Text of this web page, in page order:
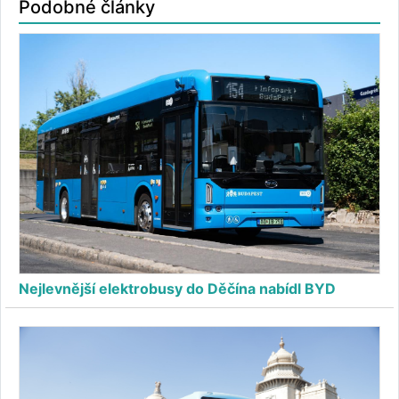
Podobné články
Nejlevnější elektrobusy do Děčína nabídl BYD